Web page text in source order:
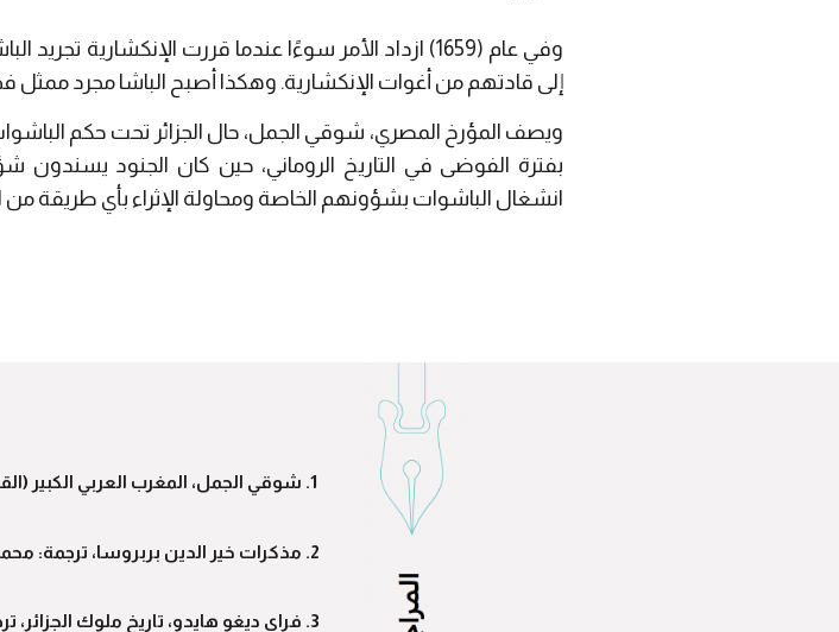
وفي عام (1659) ازداد الأمر سوءًا عندما قررت الإنكشارية
إلى قادتهم من أغوات الإنكشارية. وهكذا أصبح الباشا مجرد ممثل
ويصف المؤرخ المصري، شوقي الجمل، حال الجزائر تحت حكم
بفترة الفوضى في التاريخ الروماني، حين كان الجنود
انشغال الباشوات بشؤونهم الخاصة ومحاولة الإثراء بأي طريقة
شوقي الجمل، المغرب العربي الكبير
مذكرات خير الدين بربروسا، ترجمة: محمد
فراي ديغو هايدو، تاريخ ملوك الجزائر،